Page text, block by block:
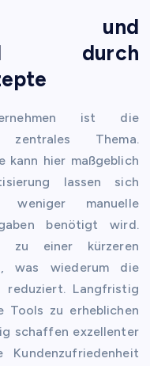
und
durch
ist die
Thema.
kann hier maßgeblich
lassen sich
weniger manuelle
benötigt wird.
zu einer kürzeren
was wiederum die
reduziert. Langfristig
Tools zu erheblichen
schaffen exzellenter